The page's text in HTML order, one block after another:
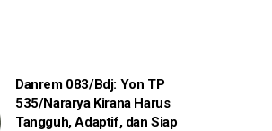
Danrem 083/Bdj: Yon TP
535/Nararya Kirana Harus
Tangguh, Adaptif, dan Siap